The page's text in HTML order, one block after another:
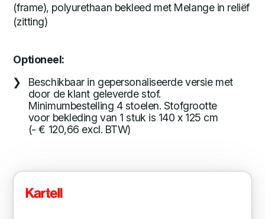
(frame), polyurethaan bekleed met Melange in reliëf
(zitting)
Optioneel:
Beschikbaar in gepersonaliseerde versie met
door de klant geleverde stof.
Minimumbestelling 4 stoelen. Stofgrootte
voor bekleding van 1 stuk is 140 x 125 cm
(- € 120,66 excl. BTW)